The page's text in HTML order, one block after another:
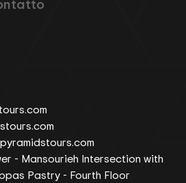
- Mansourieh Intersection with
Pastry - Fourth Floor